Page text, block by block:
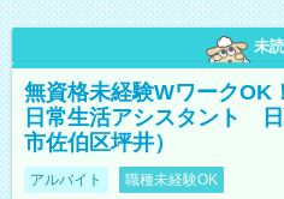
未読
無資格未経験WワークOK
日常生活アシスタント
市佐伯区坪井）
アルバイト 職種未経験OK